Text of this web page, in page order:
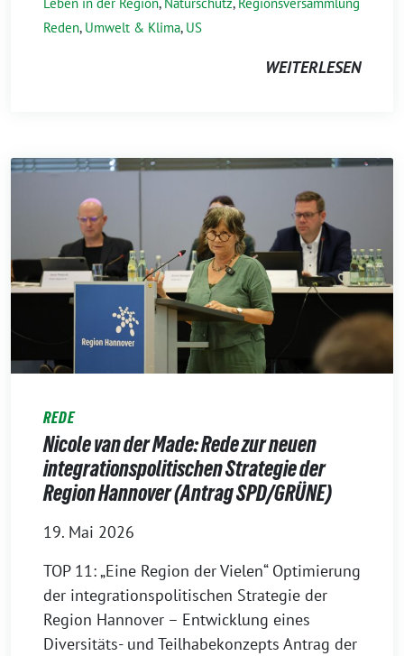
Leben in der Region, Naturschutz, Regionsversammlung
Reden, Umwelt & Klima, US
WEITERLESEN
REDE
Nicole van der Made: Rede zur neuen
integrationspolitischen Strategie der
Region Hannover (Antrag SPD/GRÜNE)
19. Mai 2026
TOP 11: „Eine Region der Vielen“ Optimierung
der integrationspolitischen Strategie der
Region Hannover – Entwicklung eines
Diversitäts- und Teilhabekonzepts Antrag der